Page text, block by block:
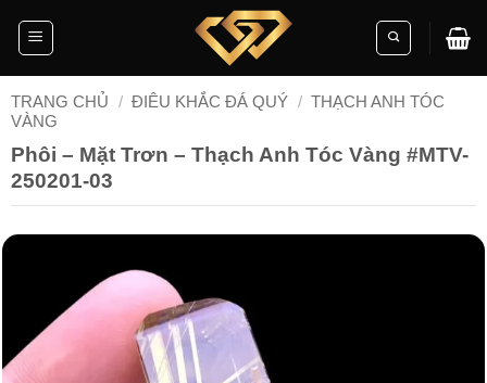
TRANG CHỦ / ĐIÊU KHẮC ĐÁ QUÝ / THẠCH ANH TÓC
VÀNG
Phôi – Mặt Trơn – Thạch Anh Tóc Vàng #MTV-
250201-03